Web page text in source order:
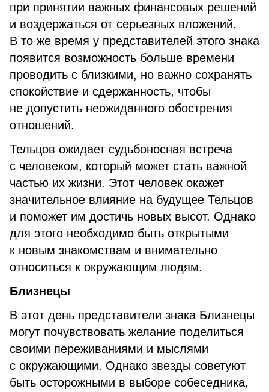
при принятии важных финансовых решений
и воздержаться от серьезных вложений.
В то же время у представителей этого знака
появится возможность больше времени
проводить с близкими, но важно сохранять
спокойствие и сдержанность, чтобы
не допустить неожиданного обострения
отношений.
Тельцов ожидает судьбоносная встреча
с человеком, который может стать важной
частью их жизни. Этот человек окажет
значительное влияние на будущее Тельцов
и поможет им достичь новых высот. Однако
для этого необходимо быть открытыми
к новым знакомствам и внимательно
относиться к окружающим людям.
Близнецы
В этот день представители знака Близнецы
могут почувствовать желание поделиться
своими переживаниями и мыслями
с окружающими. Однако звезды советуют
быть осторожными в выборе собеседника,